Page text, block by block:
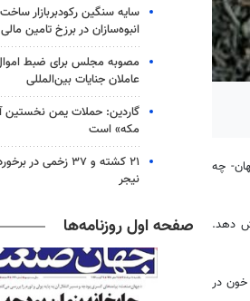
سراسر جهان- چه
دهد.
خون در
سایه سنگین رکودبربازار
انبوه‌سازان در برزخ تامین مالی
مصوبه مجلس برای ضبط
عاملان جنایات بین‌المللی
گاردین: حملات یمن نخستین
مکه» است
۲۱ کشته و ۳۷ زخمی
نیجر
صفحه اول روزنامه‌ها